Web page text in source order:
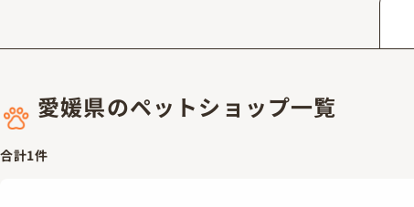
愛媛県のペットショップ一覧
合計1件